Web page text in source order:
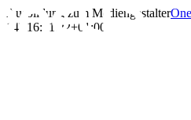
Zum
Inhalt
Ausbildung zum Mediengestalter
14T16:01:22+01:00